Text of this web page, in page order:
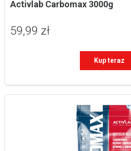
Activlab Carbomax 3000g
59,99 zł
Kup teraz